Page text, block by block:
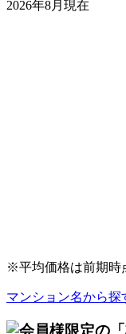
2026年8月現在
※平均価格は前期時
マンション名から探